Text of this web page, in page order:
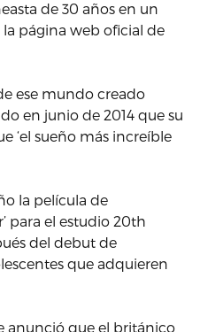
de 30 años en un
página web oficial de
ese mundo creado
en junio de 2014 que su
‘el sueño más increíble
la película de
para el estudio 20th
del debut de
que adquieren
anunció que el británico